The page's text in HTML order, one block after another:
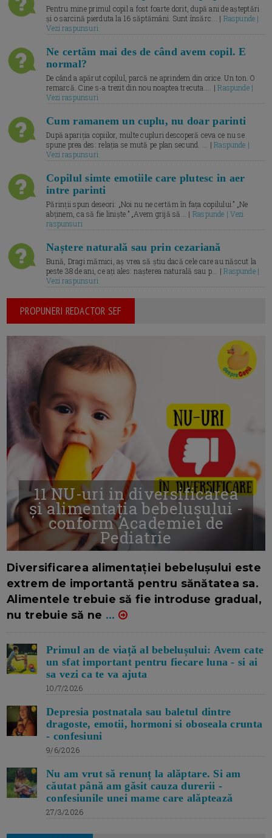
Pentru mine primul copil a fost foarte dorit, după ani de așteptări
și o sarcină pierduta la 16 săptămâni. Sunt însărc... | Raspunde |
Vezi raspunsuri
Ne certăm mai des de când avem copil. E
normal?
De când a apărut copilul, parcă ne aprindem din orice. Un ton. O
remarcă. Cine s-a trezit din nou noaptea trecuta.... |Raspunde |
Vezi raspunsuri
Cum ramanem un cuplu, nu doar parinti
După apariția copiilor, multe cupluri descoperă ceva ce nu se
spune prea des: relația se mută pe plan secund. ... |Raspunde |
Vezi raspunsuri
Copilul simte emotiile care plutesc in aer
intre parinti
Părinții spun deseori: „Noi nu ne certăm în fața copilului.” „Ne
abținem, ca să fie liniște.” „Avem grijă să... | Raspunde | Vezi
raspunsuri
Naștere naturală sau prin cezariană
Bună, Dragi mămici, aș vrea să știu dacă cele care au născut la
peste 38 de ani, ce ați ales: nașterea naturală sau p... |Raspunde |
Vezi raspunsuri
PROPUNERI REDACTOR SEF
11 NU-uri in diversificarea
și alimentația bebelușului -
conform Academiei de
Pediatrie
Diversificarea alimentației bebelușului este
extrem de importantă pentru sănătatea sa.
Alimentele trebuie să fie introduse gradual,
nu trebuie să ne ...
Primul an de viață al bebelușului: Avem cate
un sfat important pentru fiecare luna - si ai
sa vezi ca te va ajuta
10/7/2026
Depresia postnatala sau baletul dintre
dragoste, emotii, hormoni si oboseala crunta
- confesiuni
9/6/2026
Nu am vrut să renunț la alăptare. Si am
căutat până am găsit cauza durerii -
confesiunile unei mame care alăptează
27/3/2026